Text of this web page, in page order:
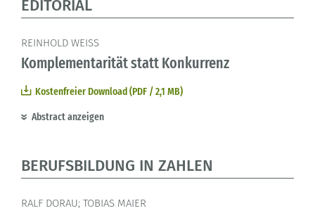
EDITORIAL
REINHOLD WEISS
Komplementarität statt Konkurrenz
Kostenfreier Download (PDF / 2,1 MB)
Abstract anzeigen
BERUFSBILDUNG IN ZAHLEN
RALF DORAU; TOBIAS MAIER